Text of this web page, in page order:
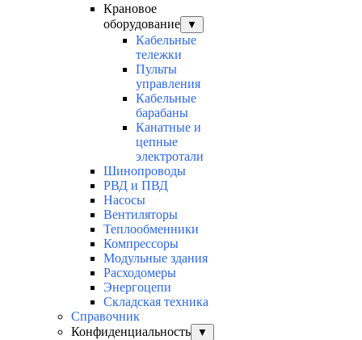
Крановое
оборудование
▼
Кабельные
тележки
Пульты
управления
Кабельные
барабаны
Канатные и
цепные
электротали
Шинопроводы
РВД и ПВД
Насосы
Вентиляторы
Теплообменники
Компрессоры
Модульные здания
Расходомеры
Энергоцепи
Складская техника
Справочник
Конфиденциальность
▼